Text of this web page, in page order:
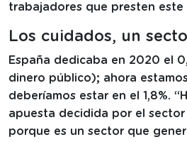
trabajadores que presten este
Los cuidados, un
España dedicaba en 2020 el
dinero público); ahora
deberíamos estar en el 1,8%.
apuesta decidida por el
porque es un sector que